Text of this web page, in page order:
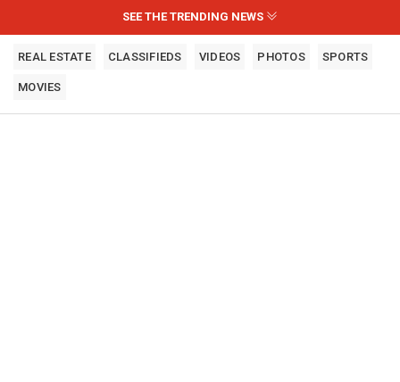
SEE THE TRENDING NEWS
REAL ESTATE CLASSIFIEDS VIDEOS PHOTOS SPORTS
MOVIES